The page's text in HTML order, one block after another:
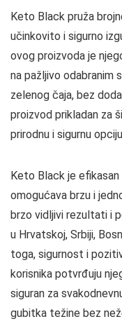
Keto Black pruža
učinkovito i sigurno
ovog proizvoda je
na pažljivo odabranim
zelenog čaja, bez
proizvod prikladan za
prirodnu i sigurnu
Keto Black je
omogućava brzu i
brzo vidljivi rezultati i
u Hrvatskoj, Srbiji,
toga, sigurnost i
korisnika potvrđuju
siguran za
gubitka težine bez